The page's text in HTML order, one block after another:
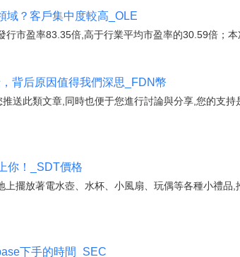
域？客戶集中度較高_OLE
市盈率83.35倍,高于行業平均市盈率的30.59倍；
背后原因值得我們深思_FDN幣
送此類文章,同時也便于您進行討論與分享,您的支
你！_SDT價格
擺放著電水壺、水杯、小風扇、玩偶等各種小禮品
下手的時間_SEC